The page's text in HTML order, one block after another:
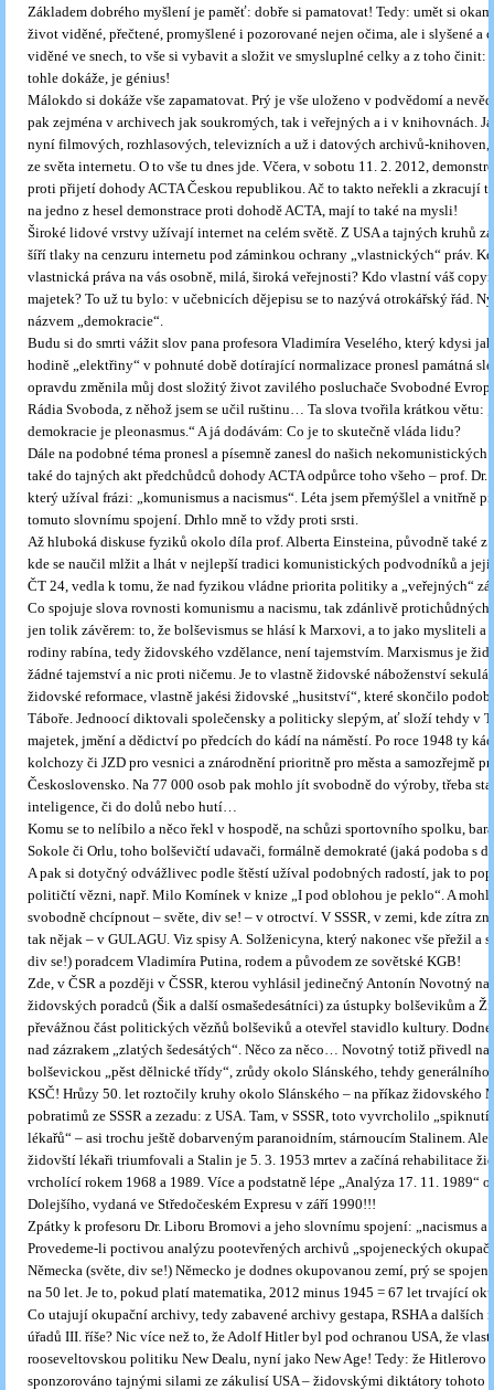
Základem dobrého myšlení je paměť: dobře si pamatovat! Tedy: umět si
život viděné, přečtené, promyšlené i pozorované nejen očima, ale i slyšené a
viděné ve snech, to vše si vybavit a složit ve smysluplné celky a z toho činit:
tohle dokáže, je génius!
Málokdo si dokáže vše zapamatovat. Prý je vše uloženo v podvědomí a
pak zejména v archivech jak soukromých, tak i veřejných a i v knihovnách.
nyní filmových, rozhlasových, televizních a už i datových archivů-knihoven,
ze světa internetu. O to vše tu dnes jde. Včera, v sobotu 11. 2. 2012,
proti přijetí dohody ACTA Českou republikou. Ač to takto neřekli a zkracují
na jedno z hesel demonstrace proti dohodě ACTA, mají to také na mysli!
Široké lidové vrstvy užívají internet na celém světě. Z USA a tajných kruhů
šíří tlaky na cenzuru internetu pod záminkou ochrany „vlastnických“ práv.
vlastnická práva na vás osobně, milá, široká veřejnosti? Kdo vlastní váš
majetek? To už tu bylo: v učebnicích dějepisu se to nazývá otrokářský řád.
názvem „demokracie“.
Budu si do smrti vážit slov pana profesora Vladimíra Veselého, který kdysi
hodině „elektřiny“ v pohnuté době dotírající normalizace pronesl památná
opravdu změnila můj dost složitý život zavilého posluchače Svobodné
Rádia Svoboda, z něhož jsem se učil ruštinu… Ta slova tvořila krátkou větu:
demokracie je pleonasmus.“ A já dodávám: Co je to skutečně vláda lidu?
Dále na podobné téma pronesl a písemně zanesl do našich nekomunistických
také do tajných akt předchůdců dohody ACTA odpůrce toho všeho – prof. Dr.
který užíval frázi: „komunismus a nacismus“. Léta jsem přemýšlel a vnitřně
tomuto slovnímu spojení. Drhlo mně to vždy proti srsti.
Až hluboká diskuse fyziků okolo díla prof. Alberta Einsteina, původně také z
kde se naučil mlžit a lhát v nejlepší tradici komunistických podvodníků a
ČT 24, vedla k tomu, že nad fyzikou vládne priorita politiky a „veřejných“
Co spojuje slova rovnosti komunismu a nacismu, tak zdánlivě protichůdných
jen tolik závěrem: to, že bolševismus se hlásí k Marxovi, a to jako mysliteli
rodiny rabína, tedy židovského vzdělance, není tajemstvím. Marxismus je
žádné tajemství a nic proti ničemu. Je to vlastně židovské náboženství
židovské reformace, vlastně jakési židovské „husitství“, které skončilo
Táboře. Jednoocí diktovali společensky a politicky slepým, ať složí tehdy v
majetek, jmění a dědictví po předcích do kádí na náměstí. Po roce 1948 ty
kolchozy či JZD pro vesnici a znárodnění prioritně pro města a samozřejmě
Československo. Na 77 000 osob pak mohlo jít svobodně do výroby, třeba
inteligence, či do dolů nebo hutí…
Komu se to nelíbilo a něco řekl v hospodě, na schůzi sportovního spolku,
Sokole či Orlu, toho bolševičtí udavači, formálně demokraté (jaká podoba s
A pak si dotyčný odvážlivec podle štěstí užíval podobných radostí, jak to
političtí vězni, např. Milo Komínek v knize „I pod oblohou je peklo“. A
svobodně chcípnout – světe, div se! – v otroctví. V SSSR, v zemi, kde zítra
tak nějak – v GULAGU. Viz spisy A. Solženicyna, který nakonec vše přežil a
div se!) poradcem Vladimíra Putina, rodem a původem ze sovětské KGB!
Zde, v ČSR a později v ČSSR, kterou vyhlásil jedinečný Antonín Novotný na
židovských poradců (Šik a další osmašedesátníci) za ústupky bolševikům a
převážnou část politických vězňů bolševiků a otevřel stavidlo kultury.
nad zázrakem „zlatých šedesátých“. Něco za něco… Novotný totiž přivedl
bolševickou „pěst dělnické třídy“, zrůdy okolo Slánského, tehdy generálního
KSČ! Hrůzy 50. let roztočily kruhy okolo Slánského – na příkaz židovského
pobratimů ze SSSR a zezadu: z USA. Tam, v SSSR, toto vyvrcholilo
lékařů“ – asi trochu ještě dobarveným paranoidním, stárnoucím Stalinem. Ale
židovští lékaři triumfovali a Stalin je 5. 3. 1953 mrtev a začíná rehabilitace
vrcholící rokem 1968 a 1989. Více a podstatně lépe „Analýza 17. 11. 1989“
Dolejšího, vydaná ve Středočeském Expresu v září 1990!!!
Zpátky k profesoru Dr. Liboru Bromovi a jeho slovnímu spojení: „nacismus a
Provedeme-li poctivou analýzu pootevřených archivů „spojeneckých
Německa (světe, div se!) Německo je dodnes okupovanou zemí, prý se
na 50 let. Je to, pokud platí matematika, 2012 minus 1945 = 67 let trvající
Co utajují okupační archivy, tedy zabavené archivy gestapa, RSHA a dalších
úřadů III. říše? Nic více než to, že Adolf Hitler byl pod ochranou USA, že
rooseveltovskou politiku New Dealu, nyní jako New Age! Tedy: že Hitlerovo
sponzorováno tajnými silami ze zákulisí USA – židovskými diktátory tohoto